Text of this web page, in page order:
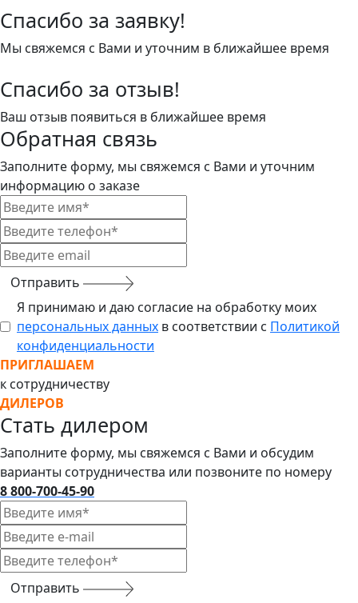
Спасибо за заявку!
Мы свяжемся с Вами и уточним в ближайшее время
Спасибо за отзыв!
Ваш отзыв появиться в ближайшее время
Обратная связь
Заполните форму, мы свяжемся с Вами и уточним
информацию о заказе
Отправить
Я принимаю и даю согласие на обработку моих
персональных данных в соответствии с Политикой
конфиденциальности
ПРИГЛАШАЕМ
к сотрудничеству
ДИЛЕРОВ
Стать дилером
Заполните форму, мы свяжемся с Вами и обсудим
варианты сотрудничества или позвоните по номеру
8 800-700-45-90
Отправить